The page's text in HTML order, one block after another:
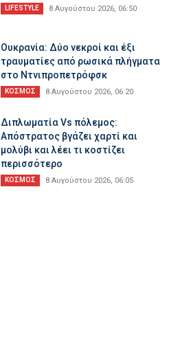
LIFESTYLE 8 Αυγούστου 2026, 06:50
Ουκρανία: Δύο νεκροί και έξι
τραυματίες από ρωσικά πλήγματα
στο Ντνιπροπετρόφσκ
ΚΟΣΜΟΣ 8 Αυγούστου 2026, 06:20
Διπλωματία Vs πόλεμος:
Απόστρατος βγάζει χαρτί και
μολύβι και λέει τι κοστίζει
περισσότερο
ΚΟΣΜΟΣ 8 Αυγούστου 2026, 06:05